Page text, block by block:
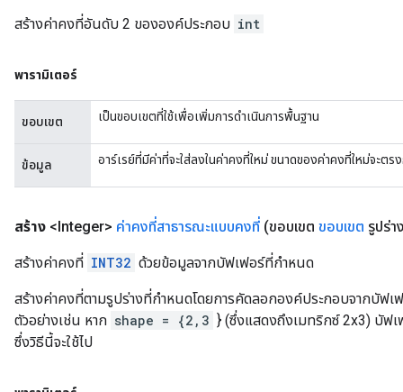
สร้างค่าคงที่อันดับ 2 ขององค์ประกอบ int
พารามิเตอร์
ขอบเขต เป็นขอบเขตที่ใช้เพื่อเพิ่มการดำเนินการพื้นฐาน
ข้อมูล อาร์เรย์ที่มีค่าที่จะใส่ลงในค่าคงที่ใหม่ ขนาดของค่าคงที่ใหม่จะตร
สร้าง <Integer> ค่าคงที่สาธารณะแบบคงที่ (ขอบเขต ขอบเขต รูปร่า
สร้างค่าคงที่ INT32 ด้วยข้อมูลจากบัฟเฟอร์ที่กำหนด
สร้างค่าคงที่ตามรูปร่างที่กำหนดโดยการคัดลอกองค์ประกอบจากบัฟเ
ตัวอย่างเช่น หาก shape = {2,3 } (ซึ่งแสดงถึงเมทริกซ์ 2x3) บัฟ
ซึ่งวิธีนี้จะใช้ไป